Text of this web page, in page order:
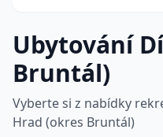
Ubytování
Bruntál)
Vyberte si z nabídky
Hrad (okres Bruntál)